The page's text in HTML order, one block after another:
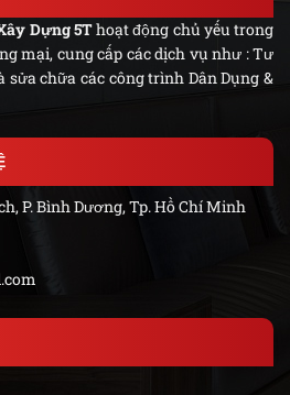
Dựng 5Thoạt động chủ yếu trong
mại, cung cấp các dịch vụ như : Tư
sửa chữa các công trình Dân Dụng &
P. Bình Dương, Tp. Hồ Chí Minh